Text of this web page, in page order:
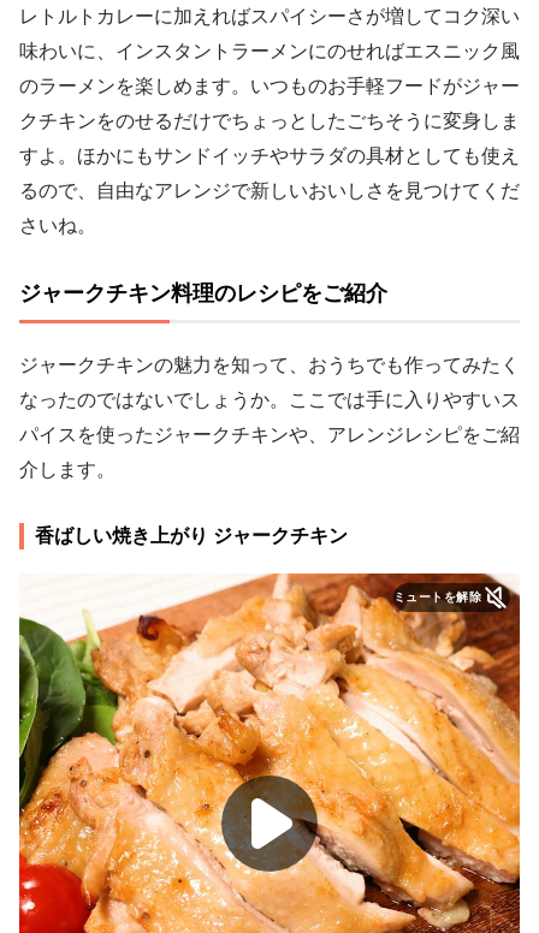
レトルトカレーに加えればスパイシーさが増してコク深い
味わいに、インスタントラーメンにのせればエスニック風
のラーメンを楽しめます。いつものお手軽フードがジャー
クチキンをのせるだけでちょっとしたごちそうに変身しま
すよ。ほかにもサンドイッチやサラダの具材としても使え
るので、自由なアレンジで新しいおいしさを見つけてくだ
さいね。
ジャークチキン料理のレシピをご紹介
ジャークチキンの魅力を知って、おうちでも作ってみたく
なったのではないでしょうか。ここでは手に入りやすいス
パイスを使ったジャークチキンや、アレンジレシピをご紹
介します。
香ばしい焼き上がり ジャークチキン
ミュートを解除